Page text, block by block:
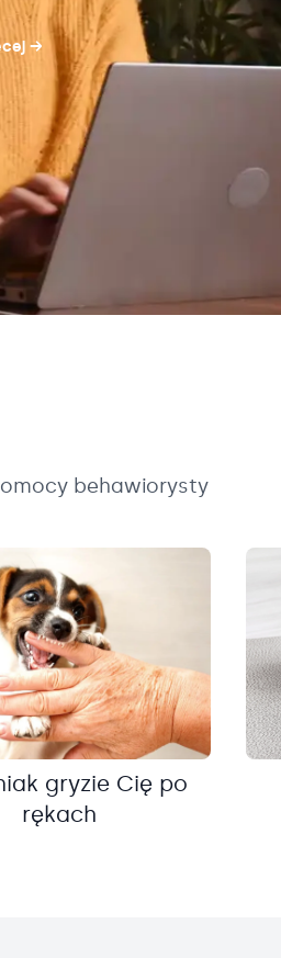
→
behawiorysty
gryzie Cię po
rękach